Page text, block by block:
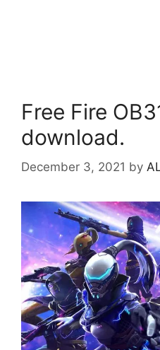
Free Fire
download.
December 3, 2021 by